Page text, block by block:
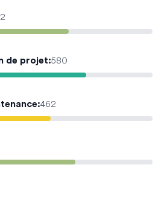
de projet:580
:462